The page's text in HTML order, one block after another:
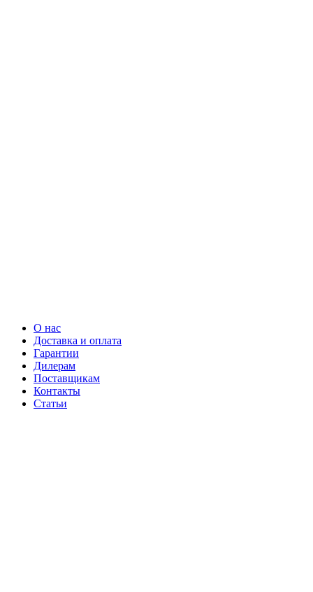
О нас
Доставка и оплата
Гарантии
Дилерам
Поставщикам
Контакты
Статьи